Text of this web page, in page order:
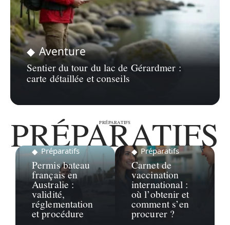
Aventure
Sentier du tour du lac de Gérardmer :
carte détaillée et conseils
PRÉPARATIFS
PRÉPARATIFS
Préparatifs
Permis bateau
français en
Australie :
validité,
réglementation
et procédure
Préparatifs
Carnet de
vaccination
international :
où l’obtenir et
comment s’en
procurer ?